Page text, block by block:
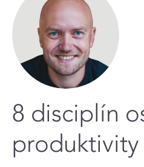
8 disciplín
produktivity